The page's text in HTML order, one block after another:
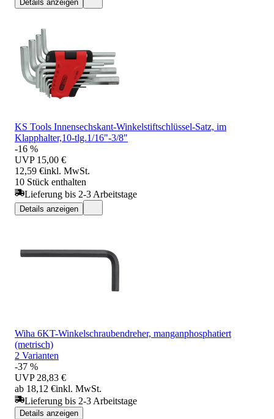
Details anzeigen
KS Tools Innensechskant-Winkelstiftschlüssel-Satz, im
Klapphalter,10-tlg.1/16"-3/8"
-16 %
UVP 15,00 €
12,59 €inkl. MwSt.
10 Stück enthalten
Lieferung bis 2-3 Arbeitstage
Details anzeigen
Wiha 6KT-Winkelschraubendreher, manganphosphatiert
(metrisch)
2 Varianten
-37 %
UVP 28,83 €
ab 18,12 €inkl. MwSt.
Lieferung bis 2-3 Arbeitstage
Details anzeigen